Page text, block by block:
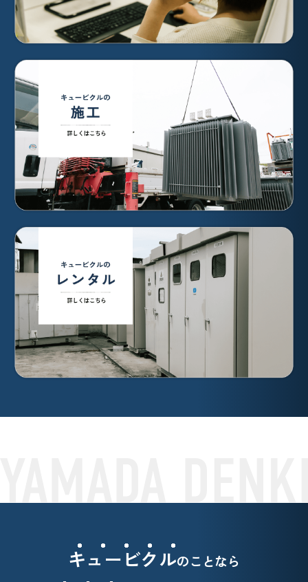
キュービクルのことなら